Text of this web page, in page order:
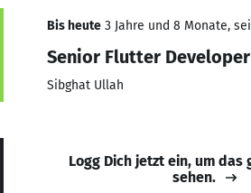
Bis heute 3 Jahre und 8 Monate,
Senior Flutter Developer
Sibghat Ullah
Logg Dich jetzt ein, um das
sehen.